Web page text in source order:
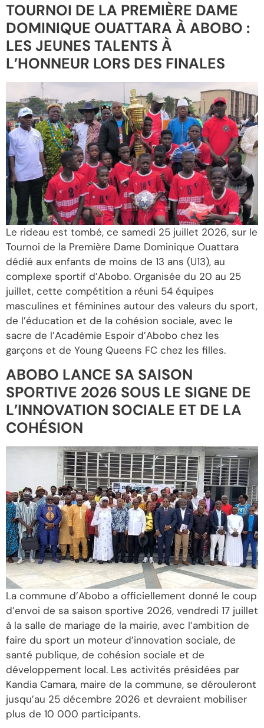
TOURNOI DE LA PREMIÈRE DAME
DOMINIQUE OUATTARA À ABOBO :
LES JEUNES TALENTS À
L’HONNEUR LORS DES FINALES
Le rideau est tombé, ce samedi 25 juillet 2026, sur le
Tournoi de la Première Dame Dominique Ouattara
dédié aux enfants de moins de 13 ans (U13), au
complexe sportif d’Abobo. Organisée du 20 au 25
juillet, cette compétition a réuni 54 équipes
masculines et féminines autour des valeurs du sport,
de l’éducation et de la cohésion sociale, avec le
sacre de l’Académie Espoir d’Abobo chez les
garçons et de Young Queens FC chez les filles.
ABOBO LANCE SA SAISON
SPORTIVE 2026 SOUS LE SIGNE DE
L’INNOVATION SOCIALE ET DE LA
COHÉSION
La commune d’Abobo a officiellement donné le coup
d’envoi de sa saison sportive 2026, vendredi 17 juillet
à la salle de mariage de la mairie, avec l’ambition de
faire du sport un moteur d’innovation sociale, de
santé publique, de cohésion sociale et de
développement local. Les activités présidées par
Kandia Camara, maire de la commune, se dérouleront
jusqu’au 25 décembre 2026 et devraient mobiliser
plus de 10 000 participants.